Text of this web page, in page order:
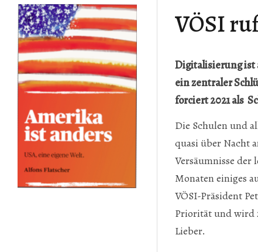
VÖSI
Digitalisierung ist
ein zentraler
forciert 2021 als
Die Schulen und
quasi über Nacht
Versäumnisse der
Monaten einiges
VÖSI-Präsident
Priorität und wird
Lieber.
Prev Next